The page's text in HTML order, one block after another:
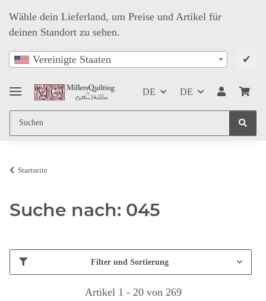
Wähle dein Lieferland, um Preise und Artikel für
deinen Standort zu sehen.
Vereinigte Staaten ✔
DE DE
Startseite
Suche nach: 045
Filter und Sortierung
Artikel 1 - 20 von 269